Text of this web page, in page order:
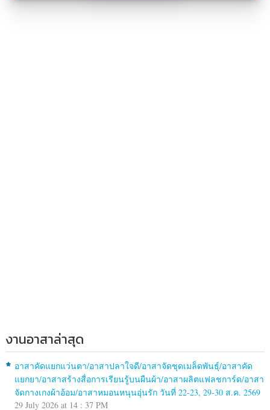
งานอาสาล่าสุด
อาสาคัดแยกแว่นตา/อาสาปลาใจดี/อาสาจัดชุดเมล็ดพันธุ์/อาสาคัด
แยกยา/อาสาสร้างสื่อการเรียนรู้บนผืนผ้า/อาสาผลิตแฟลชการ์ด/อาสา
จัดกางเกงผ้าอ้อม/อาสาหมอนหนุนอุ่นรัก วันที่ 22-23, 29-30 ส.ค. 2569
29 July 2026 at 14 : 37 PM